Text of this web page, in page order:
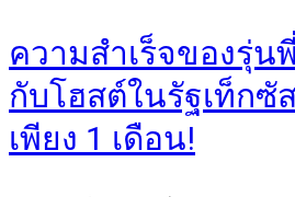
ความสำเร็จของรุ่
กับโฮสต์ในรัฐเท็กซั
เพียง 1 เดือน!